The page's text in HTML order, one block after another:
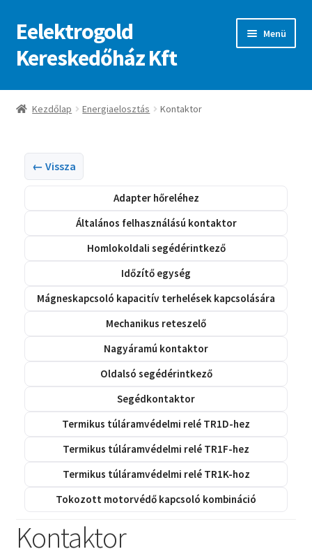
Ugrás
a
navigációhoz
Kilépés
a
tartalomba
Eelektrogold
Kereskedőház Kft
Menü
Kezdőlap
Adatvédelmi irányelvek
Kezdőlap Energiaelosztás Kontaktor
← Vissza
Adapter hőreléhez
Általános felhasználású kontaktor
Homlokoldali segédérintkező
Időzítő egység
Mágneskapcsoló kapacitív terhelések kapcsolására
Mechanikus reteszelő
Nagyáramú kontaktor
Oldalsó segédérintkező
Segédkontaktor
Termikus túláramvédelmi relé TR1D-hez
Termikus túláramvédelmi relé TR1F-hez
Termikus túláramvédelmi relé TR1K-hoz
Tokozott motorvédő kapcsoló kombináció
Kontaktor